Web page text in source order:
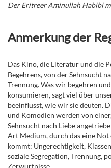
Der Eritreer Aminullah Habibi
Anmerkung der
Das Kino, die Literatur und die
Begehrens, von der Sehnsucht
Trennung. Was wir begehren
konsumieren, sagt viel über
beeinflusst, wie wir sie deuten.
und Komödien werden von
Sehnsucht nach Liebe
Art Medium, durch das eine
kommt: Ungerechtigkeit,
soziale Segregation, Trennung,